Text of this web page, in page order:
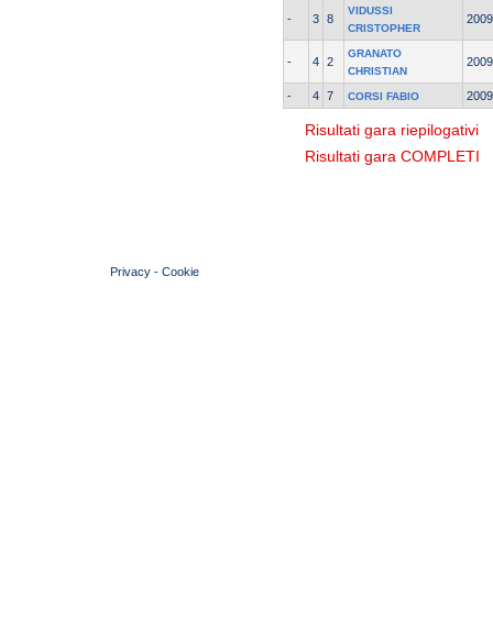
- 3 8
VIDUSSI
CRISTOPHER
2009
- 4 2
GRANATO
CHRISTIAN
2009
- 4 7 CORSI FABIO 2009
Risultati gara riepilogativi
Risultati gara COMPLETI
Privacy - Cookie